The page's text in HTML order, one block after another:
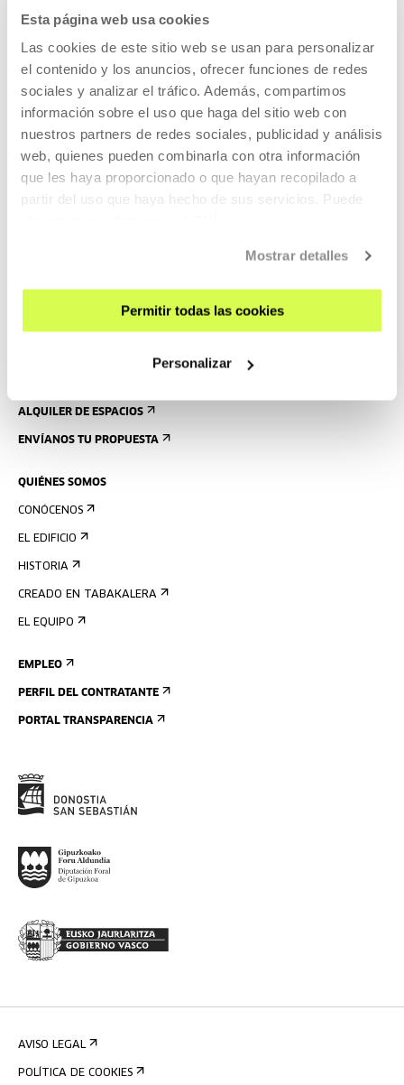
Esta página web usa cookies
Las cookies de este sitio web se usan para personalizar
el contenido y los anuncios, ofrecer funciones de redes
sociales y analizar el tráfico. Además, compartimos
información sobre el uso que haga del sitio web con
nuestros partners de redes sociales, publicidad y análisis
web, quienes pueden combinarla con otra información
que les haya proporcionado o que hayan recopilado a
partir del uso que haya hecho de sus servicios. Puede
Mostrar detalles
Permitir todas las cookies
Personalizar
REGÍSTRATE AL BOLETÍN
CONTACTO Y HORARIOS
CÓMO LLEGAR
ALQUILER DE ESPACIOS
ENVÍANOS TU PROPUESTA
QUIÉNES SOMOS
CONÓCENOS
EL EDIFICIO
HISTORIA
CREADO EN TABAKALERA
EL EQUIPO
EMPLEO
PERFIL DEL CONTRATANTE
PORTAL TRANSPARENCIA
AVISO LEGAL
POLÍTICA DE COOKIES